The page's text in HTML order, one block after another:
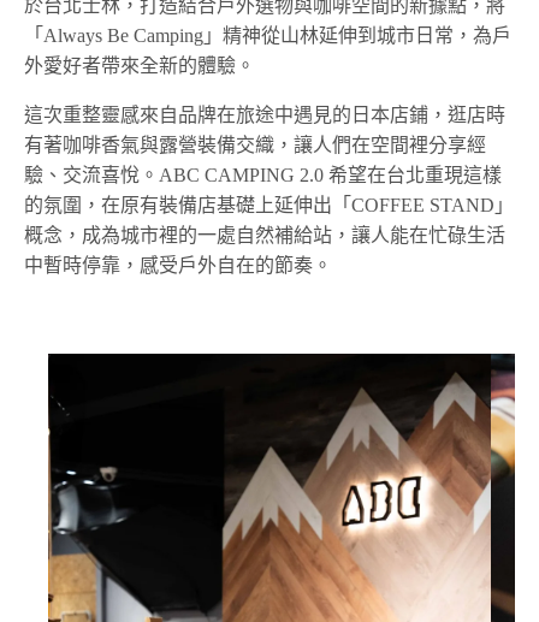
於台北士林，打造結合戶外選物與咖啡空間的新據點，將
「Always Be Camping」精神從山林延伸到城市日常，為戶
外愛好者帶來全新的體驗。
這次重整靈感來自品牌在旅途中遇見的日本店鋪，逛店時
有著咖啡香氣與露營裝備交織，讓人們在空間裡分享經
驗、交流喜悅。ABC CAMPING 2.0 希望在台北重現這樣
的氛圍，在原有裝備店基礎上延伸出「COFFEE STAND」
概念，成為城市裡的一處自然補給站，讓人能在忙碌生活
中暫時停靠，感受戶外自在的節奏。